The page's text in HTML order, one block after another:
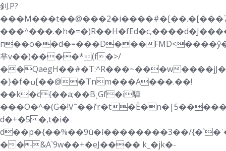
釗.P?
���M���t��@���2�i����
п��o��d�=���D���
芈v��)����*(f�>/
��QaegH��#�T:^R���~���w
�}�f�ߎ[��@�Tnm���A���.��!
��k�c{��a;��BͺGf�i驊
���O�^�(G�!V˜��řr�t
d�+�5�,t�i�
d��p�{��%��9ù�í��������3��/
��&A`9w��+�eJ���� k_�jk�-